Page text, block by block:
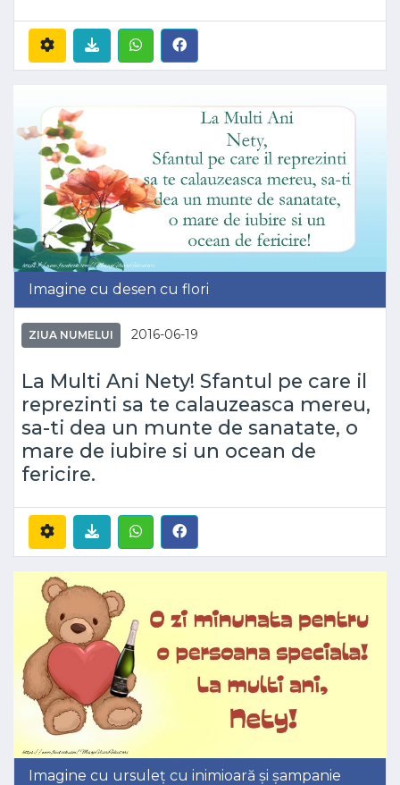
Imagine cu desen cu flori
ZIUA NUMELUI 2016-06-19
La Multi Ani Nety! Sfantul pe care il
reprezinti sa te calauzeasca mereu,
sa-ti dea un munte de sanatate, o
mare de iubire si un ocean de
fericire.
Imagine cu ursuleț cu inimioară și șampanie